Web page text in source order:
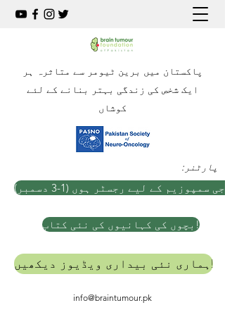
پاکستان میں برین ٹیومر سے متاثرہ ہر
ایک شخص کی زندگی بہتر بنانے کے لئے
کوشاں
:پارٹنر
کے لیے رجسٹر ہوں (1-3 دسمبر)
بچوں کی کہانیوں کی نئی کتاب!
ہماری نئی بیداری ویڈیوز دیکھیں!
info@braintumour.pk